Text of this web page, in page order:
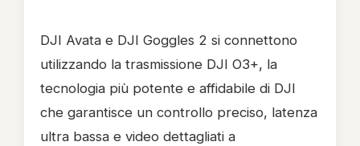
DJI Avata e DJI Goggles 2 si connettono
utilizzando la trasmissione DJI O3+, la
tecnologia più potente e affidabile di DJI
che garantisce un controllo preciso, latenza
ultra bassa e video dettagliati a